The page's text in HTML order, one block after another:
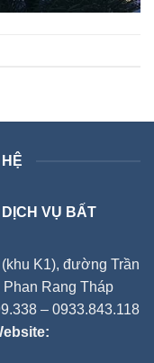
VỤ BẤT
K1), đường Trần
Rang Tháp
– 0933.843.118